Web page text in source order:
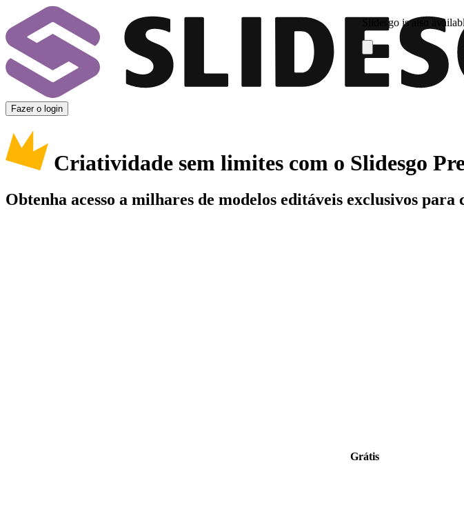
Slidesgo is also
Fazer o login
Criatividade sem limites com o Slidesgo
Obtenha acesso a milhares de modelos editáveis exclusivos
Grátis